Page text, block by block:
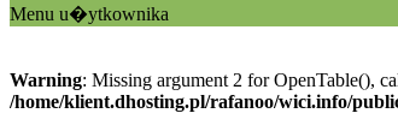
Menu u�ytkownika
Warning: Missing argument 2 for OpenTable(),
/home/klient.dhosting.pl/rafanoo/wici.info/